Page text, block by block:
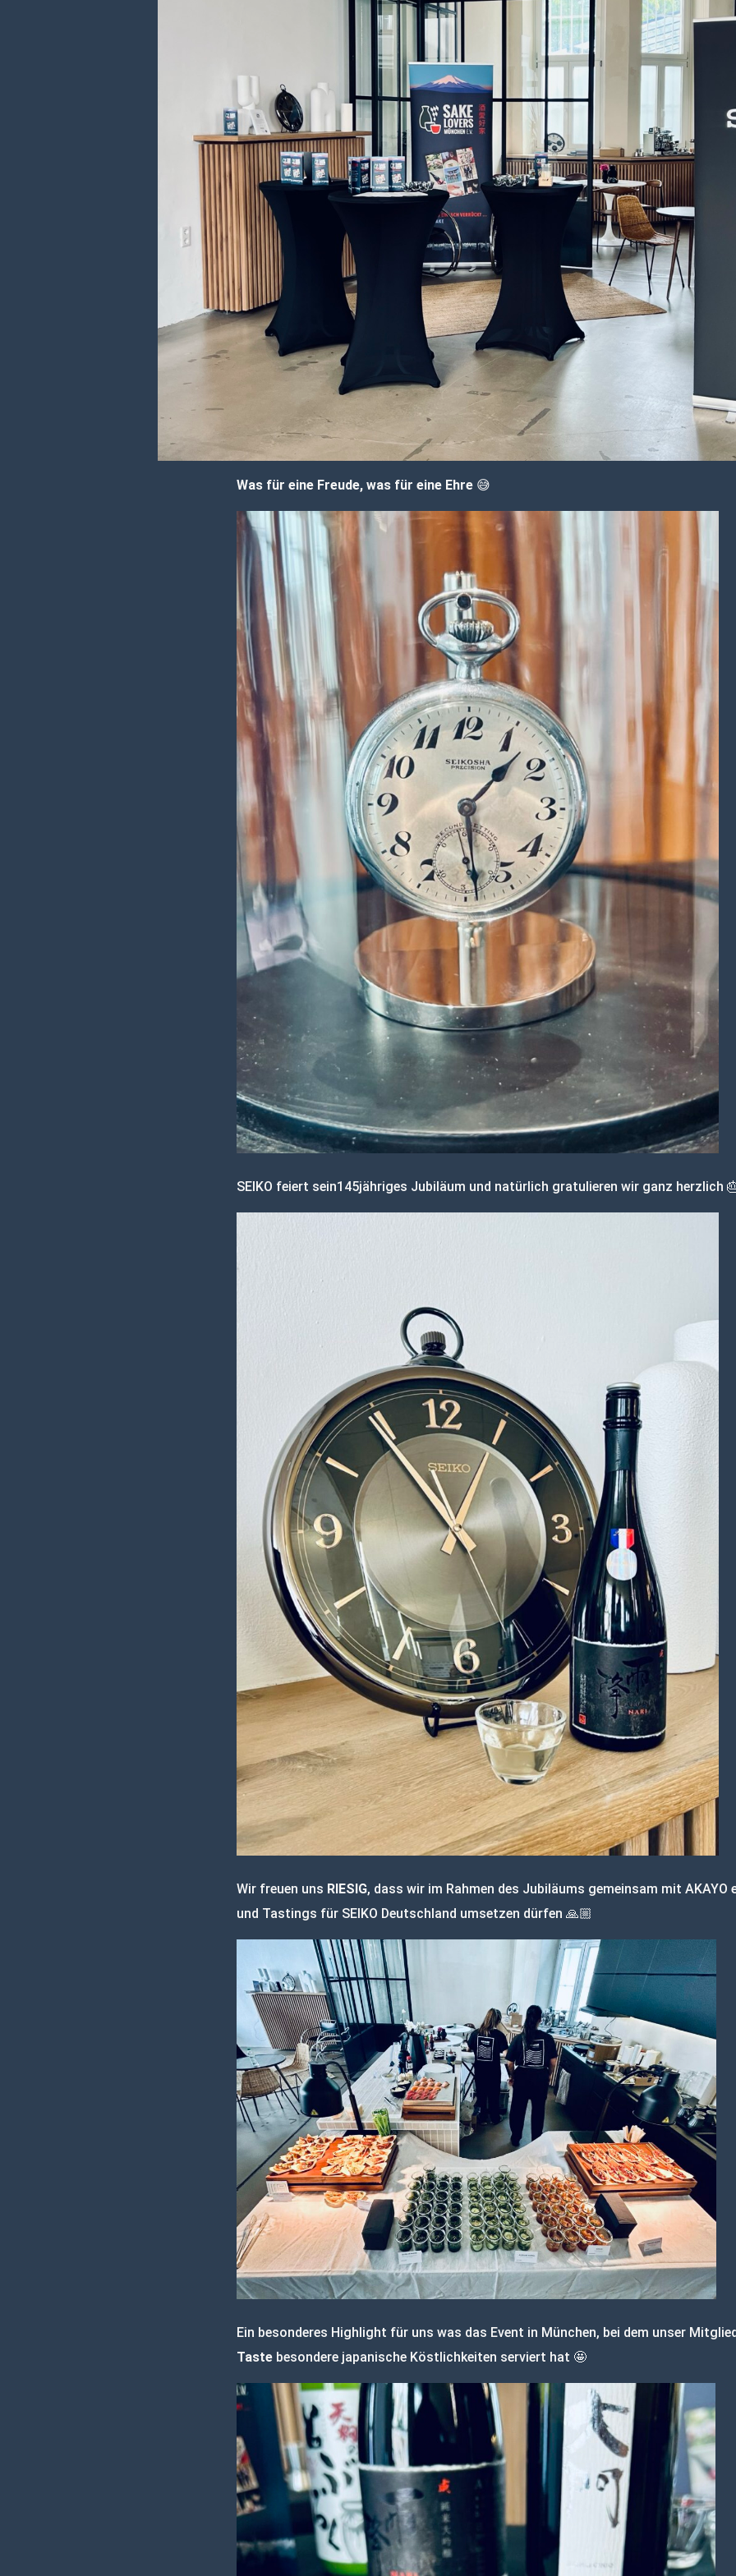
Was für eine Freude, was für eine Ehre 😅
SEIKO feiert sein145jähriges Jubiläum und natürlich gratulieren wir ganz herzlich
Wir freuen uns RIESIG, dass wir im Rahmen des Jubiläums gemeinsam mit AKAYO
und Tastings für SEIKO Deutschland umsetzen dürfen 🙏🏼
Ein besonderes Highlight für uns was das Event in München, bei dem unser
Taste besondere japanische Köstlichkeiten serviert hat 🤩